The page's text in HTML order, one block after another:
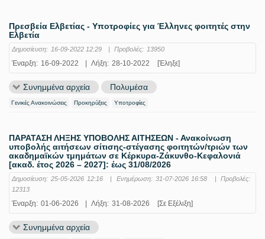
Πρεσβεία Ελβετίας - Υποτροφίες για Έλληνες φοιτητές στην
Ελβετία
Δημοσίευση: 16-09-2022 12:29 Προβολές: 13950
Έναρξη: 16-09-2022 Λήξη: 28-10-2022 [Έληξε]
Συνημμένα αρχεία Πολυμέσα
Γενικές Ανακοινώσεις Προκηρύξεις Υποτροφίες
ΠΑΡΑΤΑΣΗ ΛΗΞΗΣ ΥΠΟΒΟΛΗΣ ΑΙΤΗΣΕΩΝ - Ανακοίνωση
υποβολής αιτήσεων σίτισης-στέγασης φοιτητών/τριών των
ακαδημαϊκών τμημάτων σε Κέρκυρα-Ζάκυνθο-Κεφαλονιά
[ακαδ. έτος 2026 – 2027]: έως 31/08/2026
Δημοσίευση: 25-05-2026 12:16 Ενημέρωση: 31-07-2026 16:58
Προβολές:
12313
Έναρξη: 01-06-2026 Λήξη: 31-08-2026 [Σε Εξέλιξη]
Συνημμένα αρχεία